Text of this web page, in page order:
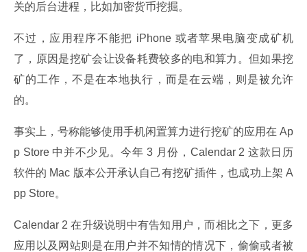
关的后台进程，比如加密货币挖掘。
不过，应用程序不能把 iPhone 或者苹果电脑变成矿机
了，原因是挖矿会让设备耗费较多的电和算力。但如果挖
矿的工作，不是在本地执行，而是在云端，则是被允许
的。
事实上，号称能够使用手机闲置算力进行挖矿的应用在 Ap
p Store 中并不少见。今年 3 月份，Calendar 2 这款日历
软件的 Mac 版本公开承认自己有挖矿插件，也成功上架 A
pp Store。
Calendar 2 在升级说明中有告知用户，而相比之下，更多
应用以及网站则是在用户并不知情的情况下，偷偷或者被